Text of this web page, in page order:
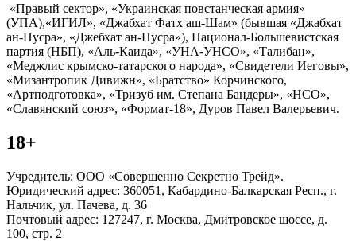
«Правый сектор», «Украинская повстанческая армия»
(УПА),«ИГИЛ», «Джабхат Фатх аш-Шам» (бывшая «Джабхат
ан-Нусра», «Джебхат ан-Нусра»), Национал-Большевистская
партия (НБП), «Аль-Каида», «УНА-УНСО», «Талибан»,
«Меджлис крымско-татарского народа», «Свидетели Иеговы»,
«Мизантропик Дивижн», «Братство» Корчинского,
«Артподготовка», «Тризуб им. Степана Бандеры», «НСО»,
«Славянский союз», «Формат-18», Дуров Павел Валерьевич.
18+
Учредитель: ООО «Совершенно Секретно Трейд».
Юридический адрес: 360051, Кабардино-Балкарская Респ., г.
Нальчик, ул. Пачева, д. 36
Почтовый адрес: 127247, г. Москва, Дмитровское шоссе, д.
100, стр. 2